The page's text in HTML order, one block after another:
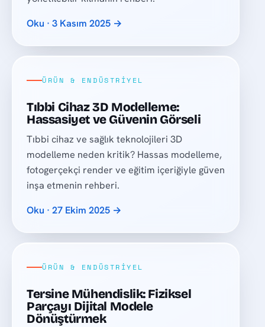
Oku · 3 Kasım 2025 →
ÜRÜN & ENDÜSTRIYEL
Tıbbi Cihaz 3D Modelleme:
Hassasiyet ve Güvenin Görseli
Tıbbi cihaz ve sağlık teknolojileri 3D
modelleme neden kritik? Hassas modelleme,
fotogerçekçi render ve eğitim içeriğiyle güven
inşa etmenin rehberi.
Oku · 27 Ekim 2025 →
ÜRÜN & ENDÜSTRIYEL
Tersine Mühendislik: Fiziksel
Parçayı Dijital Modele
Dönüştürmek